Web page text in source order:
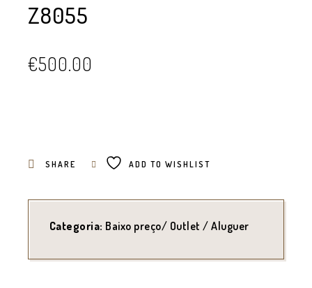
Z8055
€500.00
SHARE ADD TO WISHLIST
Categoria: Baixo preço/ Outlet / Aluguer